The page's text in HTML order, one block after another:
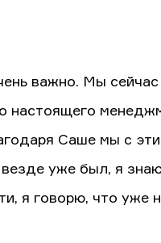
важно. Мы сейчас
настоящего
Саше мы с
уже был, я
я говорю, что уже